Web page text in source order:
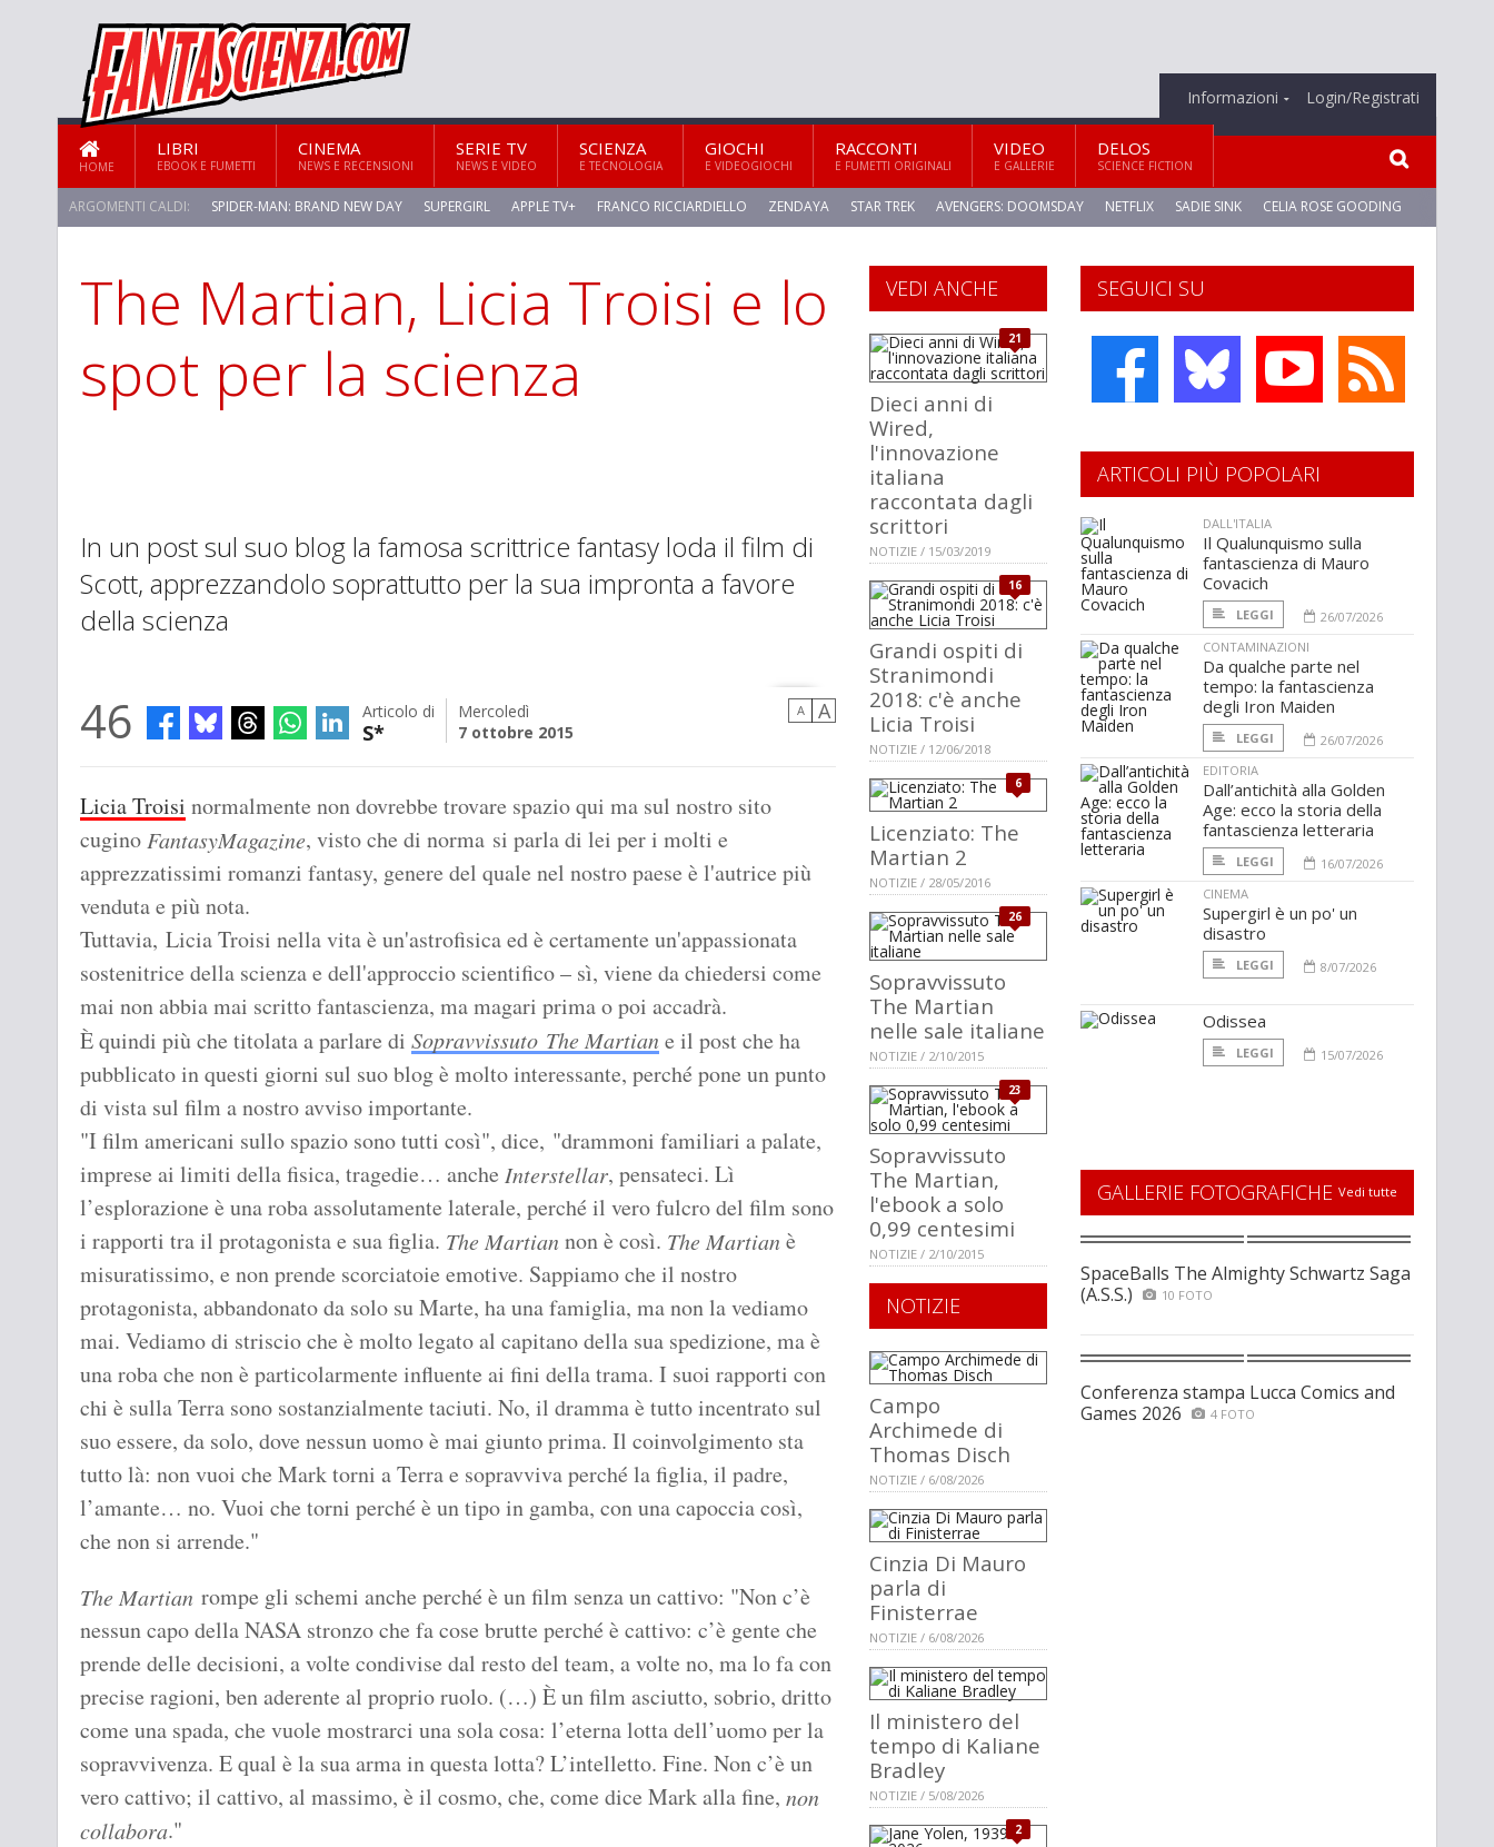
Informazioni Login/Registrati
HOME
LIBRI
EBOOK E FUMETTI
CINEMA
NEWS E RECENSIONI
SERIE TV
NEWS E VIDEO
SCIENZA
E TECNOLOGIA
GIOCHI
E VIDEOGIOCHI
RACCONTI
E FUMETTI ORIGINALI
VIDEO
E GALLERIE
DELOS
SCIENCE FICTION
ARGOMENTI CALDI: SPIDER-MAN: BRAND NEW DAY SUPERGIRL APPLE TV+ FRANCO RICCIARDIELLO ZENDAYA STAR TREK AVENGERS: DOOMSDAY NETFLIX SADIE SINK CELIA ROSE GOODING
The Martian, Licia Troisi e lo
spot per la scienza
In un post sul suo blog la famosa scrittrice fantasy loda il film di
Scott, apprezzandolo soprattutto per la sua impronta a favore
della scienza
46 Articolo di
S*
Mercoledì
7 ottobre 2015
A A
Licia Troisi normalmente non dovrebbe trovare spazio qui ma sul nostro sito
cuginoFantasyMagazine, visto che di norma si parla di lei per i molti e
apprezzatissimi romanzi fantasy, genere del quale nel nostro paese è l'autrice più
venduta e più nota.
Tuttavia, Licia Troisi nella vita è un'astrofisica ed è certamente un'appassionata
sostenitrice della scienza e dell'approccio scientifico – sì, viene da chiedersi come
mai non abbia mai scritto fantascienza, ma magari prima o poi accadrà.
È quindi più che titolata a parlare di Sopravvissuto The Martiane il post che ha
pubblicato in questi giorni sul suo blog è molto interessante, perché pone un punto
di vista sul film a nostro avviso importante.
"I film americani sullo spazio sono tutti così", dice, "drammoni familiari a palate,
imprese ai limiti della fisica, tragedie… anche Interstellar, pensateci. Lì
l’esplorazione è una roba assolutamente laterale, perché il vero fulcro del film sono
i rapporti tra il protagonista e sua figlia. The Martiannon è così. The Martianè
misuratissimo, e non prende scorciatoie emotive. Sappiamo che il nostro
protagonista, abbandonato da solo su Marte, ha una famiglia, ma non la vediamo
mai. Vediamo di striscio che è molto legato al capitano della sua spedizione, ma è
una roba che non è particolarmente influente ai fini della trama. I suoi rapporti con
chi è sulla Terra sono sostanzialmente taciuti. No, il dramma è tutto incentrato sul
suo essere, da solo, dove nessun uomo è mai giunto prima. Il coinvolgimento sta
tutto là: non vuoi che Mark torni a Terra e sopravviva perché la figlia, il padre,
l’amante… no. Vuoi che torni perché è un tipo in gamba, con una capoccia così,
che non si arrende."
The Martian rompe gli schemi anche perché è un film senza un cattivo: "Non c’è
nessun capo della NASA stronzo che fa cose brutte perché è cattivo: c’è gente che
prende delle decisioni, a volte condivise dal resto del team, a volte no, ma lo fa con
precise ragioni, ben aderente al proprio ruolo. (…) È un film asciutto, sobrio, dritto
come una spada, che vuole mostrarci una sola cosa: l’eterna lotta dell’uomo per la
sopravvivenza. E qual è la sua arma in questa lotta? L’intelletto. Fine. Non c’è un
vero cattivo; il cattivo, al massimo, è il cosmo, che, come dice Mark alla fine, non
collabora."
SEGUICI SU
VEDI ANCHE
21
Dieci anni di
Wired,
l'innovazione
italiana
raccontata dagli
scrittori
NOTIZIE / 15/03/2019
16
Grandi ospiti di
Stranimondi
2018: c'è anche
Licia Troisi
NOTIZIE / 12/06/2018
6
Licenziato: The
Martian 2
NOTIZIE / 28/05/2016
26
Sopravvissuto
The Martian
nelle sale italiane
NOTIZIE / 2/10/2015
23
Sopravvissuto
The Martian,
l'ebook a solo
0,99 centesimi
NOTIZIE / 2/10/2015
NOTIZIE
Campo
Archimede di
Thomas Disch
NOTIZIE / 6/08/2026
Cinzia Di Mauro
parla di
Finisterrae
NOTIZIE / 6/08/2026
Il ministero del
tempo di Kaliane
Bradley
NOTIZIE / 5/08/2026
2
ARTICOLI PIÙ POPOLARI
DALL'ITALIA
Il Qualunquismo sulla
fantascienza di Mauro
Covacich
LEGGI
26/07/2026
CONTAMINAZIONI
Da qualche parte nel
tempo: la fantascienza
degli Iron Maiden
LEGGI
26/07/2026
EDITORIA
Dall’antichità alla Golden
Age: ecco la storia della
fantascienza letteraria
LEGGI
16/07/2026
CINEMA
Supergirl è un po' un
disastro
LEGGI 8/07/2026
Odissea
LEGGI 15/07/2026
GALLERIE FOTOGRAFICHE Vedi tutte
SpaceBalls The Almighty Schwartz Saga
(A.S.S.)
10 FOTO
Conferenza stampa Lucca Comics and
Games 2026
4 FOTO